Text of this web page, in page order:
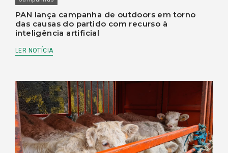
PAN lança campanha de outdoors em torno
das causas do partido com recurso à
inteligência artificial
LER NOTÍCIA